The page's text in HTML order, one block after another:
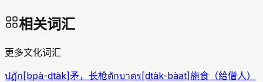
相关词汇
更多文化词汇
ปฏัก[bpà-dtàk]矛，长枪ตักบาตร[dtàk-bàat]施食（给僧人）